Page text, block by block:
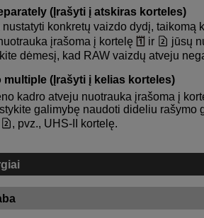
(Įrašyti į atskiras korteles)
nustatyti konkretų vaizdo dydį, taikomą
įrašoma į kortelę
ir
jūsų
dėmesį, kad RAW vaizdų atveju
multiple (Įrašyti į kelias korteles)
kadro atveju nuotrauka įrašoma į
galimybę naudoti dideliu rašymo
, pvz., UHS-II kortelę.